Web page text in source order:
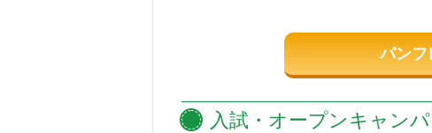
パンフ
入試・オープンキャンパ